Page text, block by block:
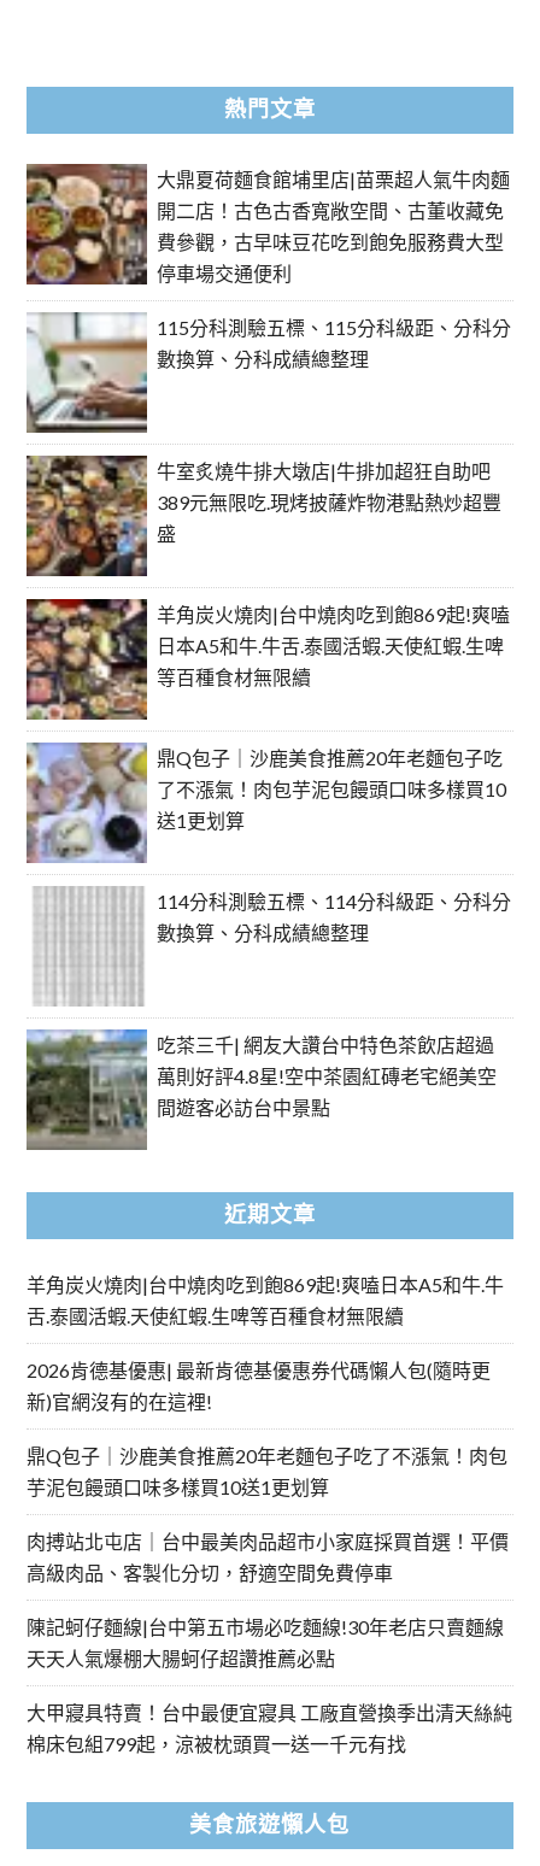
熱門文章
大鼎夏荷麵食館埔里店|苗栗超人氣牛肉麵
開二店！古色古香寬敞空間、古董收藏免
費參觀，古早味豆花吃到飽免服務費大型
停車場交通便利
115分科測驗五標、115分科級距、分科分
數換算、分科成績總整理
牛室炙燒牛排大墩店|牛排加超狂自助吧
389元無限吃.現烤披薩炸物港點熱炒超豐
盛
羊角炭火燒肉|台中燒肉吃到飽869起!爽嗑
日本A5和牛.牛舌.泰國活蝦.天使紅蝦.生啤
等百種食材無限續
鼎Q包子｜沙鹿美食推薦20年老麵包子吃
了不漲氣！肉包芋泥包饅頭口味多樣買10
送1更划算
114分科測驗五標、114分科級距、分科分
數換算、分科成績總整理
吃茶三千| 網友大讚台中特色茶飲店超過
萬則好評4.8星!空中茶園紅磚老宅絕美空
間遊客必訪台中景點
近期文章
羊角炭火燒肉|台中燒肉吃到飽869起!爽嗑日本A5和牛.牛
舌.泰國活蝦.天使紅蝦.生啤等百種食材無限續
2026肯德基優惠| 最新肯德基優惠券代碼懶人包(隨時更
新)官網沒有的在這裡!
鼎Q包子｜沙鹿美食推薦20年老麵包子吃了不漲氣！肉包
芋泥包饅頭口味多樣買10送1更划算
肉搏站北屯店｜台中最美肉品超市小家庭採買首選！平價
高級肉品、客製化分切，舒適空間免費停車
陳記蚵仔麵線|台中第五市場必吃麵線!30年老店只賣麵線
天天人氣爆棚大腸蚵仔超讚推薦必點
大甲寢具特賣！台中最便宜寢具 工廠直營換季出清天絲純
棉床包組799起，涼被枕頭買一送一千元有找
美食旅遊懶人包